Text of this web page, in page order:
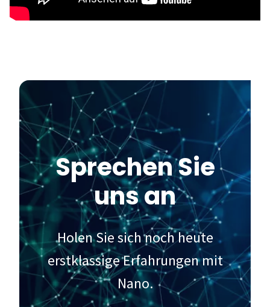
Sprechen Sie
uns an
Holen Sie sich noch heute
erstklassige Erfahrungen mit
Nano.